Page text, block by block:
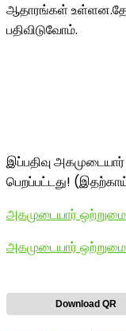
ஆதாரங்கள்
பதிவிடுவோம்.
இப்பதிவு
பெறப்பட்டது!
அகமுடையார்
அகமுடையார் ஒற்றுமை
Download QR